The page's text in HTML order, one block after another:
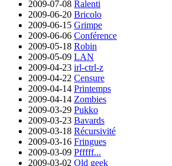
2009-07-08 Ralenti
2009-06-20 Bricolo
2009-06-15 Grimpe
2009-06-06 Conférence
2009-05-18 Robin
2009-05-09 LAN
2009-04-23 irl-ctrl-z
2009-04-22 Censure
2009-04-14 Printemps
2009-04-14 Zombies
2009-03-29 Pukko
2009-03-23 Bavards
2009-03-18 Récursivité
2009-03-16 Fringues
2009-03-09 Pfffff...
2009-03-02 Old geek